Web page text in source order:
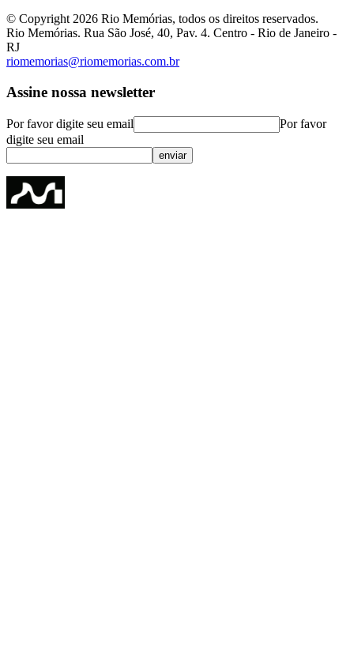
© Copyright 2026 Rio Memórias, todos os direitos reservados.
Rio Memórias. Rua São José, 40, Pav. 4. Centro - Rio de Janeiro -
RJ
riomemorias@riomemorias.com.br
Assine nossa newsletter
Por favor digite seu email
Por favor
digite seu email
enviar